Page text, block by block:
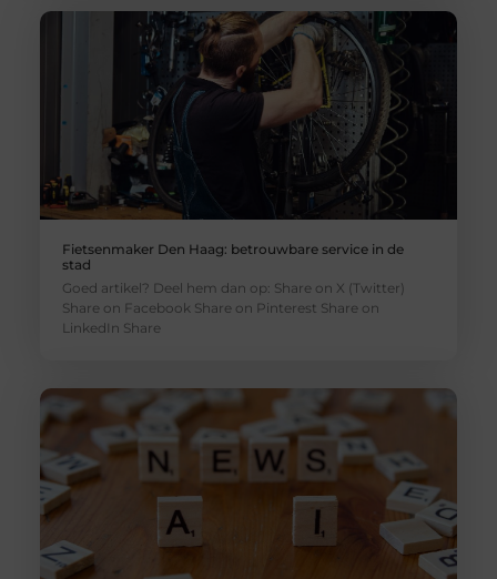
Fietsenmaker Den Haag: betrouwbare service in de
stad
Goed artikel? Deel hem dan op: Share on X (Twitter)
Share on Facebook Share on Pinterest Share on
LinkedIn Share